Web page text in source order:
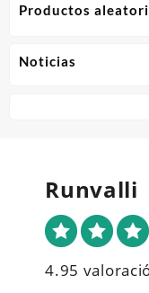
Productos
Noticias
Runvalli
4.95